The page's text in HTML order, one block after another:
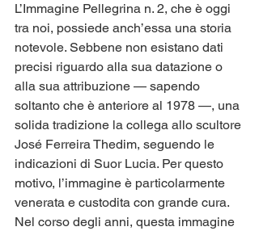
L’Immagine Pellegrina n. 2, che è oggi
tra noi, possiede anch’essa una storia
notevole. Sebbene non esistano dati
precisi riguardo alla sua datazione o
alla sua attribuzione — sapendo
soltanto che è anteriore al 1978 —, una
solida tradizione la collega allo scultore
José Ferreira Thedim, seguendo le
indicazioni di Suor Lucia. Per questo
motivo, l’immagine è particolarmente
venerata e custodita con grande cura.
Nel corso degli anni, questa immagine